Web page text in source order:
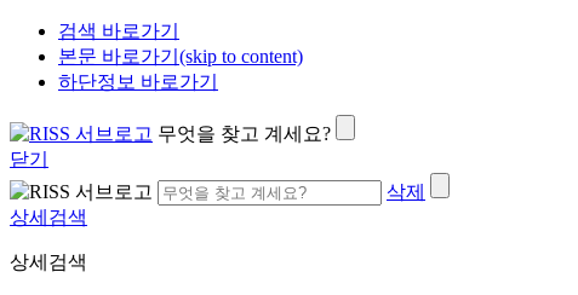
검색 바로가기
본문 바로가기(skip to content)
하단정보 바로가기
무엇을 찾고 계세요?
닫기
삭제
상세검색
상세검색